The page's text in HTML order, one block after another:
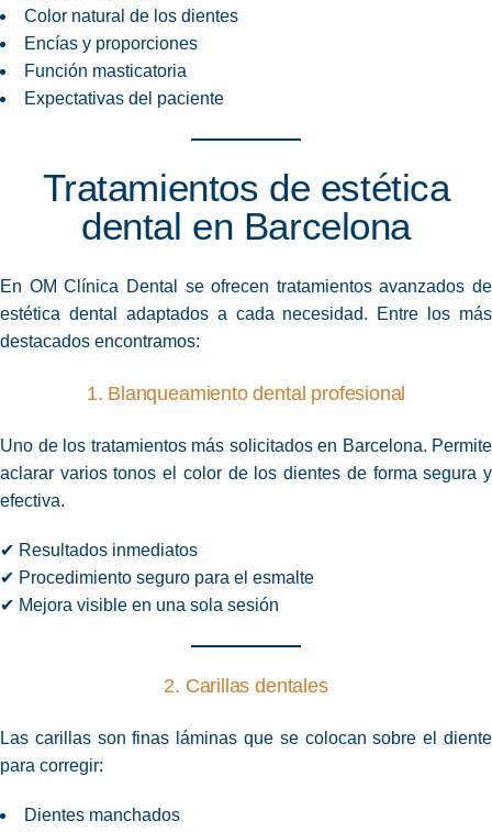
Color natural de los dientes
Encías y proporciones
Función masticatoria
Expectativas del paciente
Tratamientos de estética
dental en Barcelona
En OM Clínica Dental se ofrecen tratamientos avanzados de
estética dental adaptados a cada necesidad. Entre los más
destacados encontramos:
1. Blanqueamiento dental profesional
Uno de los tratamientos más solicitados en Barcelona. Permite
aclarar varios tonos el color de los dientes de forma segura y
efectiva.
✔ Resultados inmediatos
✔ Procedimiento seguro para el esmalte
✔ Mejora visible en una sola sesión
2. Carillas dentales
Las carillas son finas láminas que se colocan sobre el diente
para corregir:
Dientes manchados